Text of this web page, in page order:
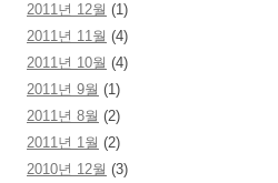
2011년 12월 (1)
2011년 11월 (4)
2011년 10월 (4)
2011년 9월 (1)
2011년 8월 (2)
2011년 1월 (2)
2010년 12월 (3)